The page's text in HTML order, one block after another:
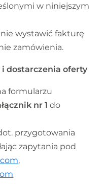
w niniejszym
wystawić fakturę
zamówienia.
dostarczenia oferty
formularzu
nr 1 do
przygotowania
zapytania pod
,